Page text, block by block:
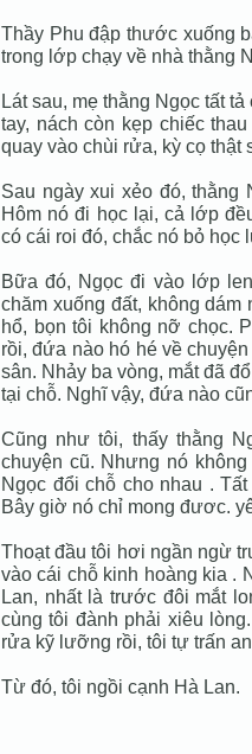
Thầy Phu đập thước xuống
trong lớp chạy về nhà thằng
Lát sau, mẹ thằng Ngọc tất
tay, nách còn kẹp chiếc
quay vào chùi rửa, kỳ cọ thật
Sau ngày xui xẻo đó,
Hôm nó đi học lại, cả lớp
có cái roi đó, chắc nó bỏ học
Bữa đó, Ngọc đi vào lớp
chăm xuống đất, không
hổ, bọn tôi không nỡ chọc.
rồi, đứa nào hó hé về
sân. Nhảy ba vòng, mắt đã
tại chỗ. Nghĩ vậy, đứa nào
Cũng như tôi, thấy thằng
chuyện cũ. Nhưng nó
Ngọc đổi chỗ cho nhau .
Bây giờ nó chỉ mong đươc.
Thoạt đầu tôi hơi ngần ngừ
vào cái chỗ kinh hoàng kia .
Lan, nhất là trước đôi mắt
cùng tôi đành phải xiêu
rửa kỹ lưỡng rồi, tôi tự trấn
Từ đó, tôi ngồi cạnh Hà Lan.